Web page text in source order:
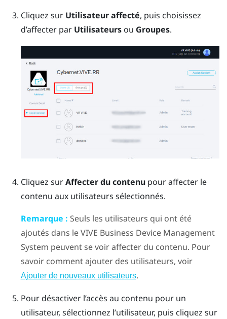
Cliquez sur Utilisateur affecté, puis choisissez
d’affecter par Utilisateursou Groupes.
Cliquez surAffecter du contenupour affecter le
contenu aux utilisateurs sélectionnés.
Remarque : Seuls les utilisateurs qui ont été
ajoutés dans leVIVE Business Device Management
System peuvent se voir affecter du contenu. Pour
savoir comment ajouter des utilisateurs, voir
Ajouter de nouveaux utilisateurs.
Pour désactiver l’accès au contenu pour un
utilisateur, sélectionnez l’utilisateur, puis cliquez sur